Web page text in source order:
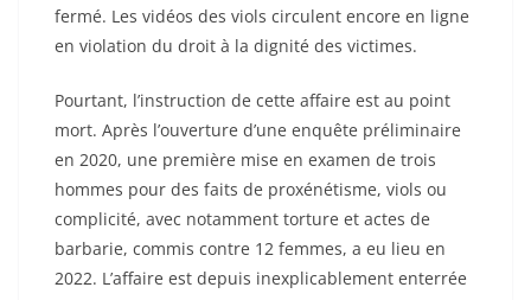
fermé. Les vidéos des viols circulent encore en ligne
en violation du droit à la dignité des victimes.
Pourtant, l’instruction de cette affaire est au point
mort. Après l’ouverture d’une enquête préliminaire
en 2020, une première mise en examen de trois
hommes pour des faits de proxénétisme, viols ou
complicité, avec notamment torture et actes de
barbarie, commis contre 12 femmes, a eu lieu en
2022. L’affaire est depuis inexplicablement enterrée